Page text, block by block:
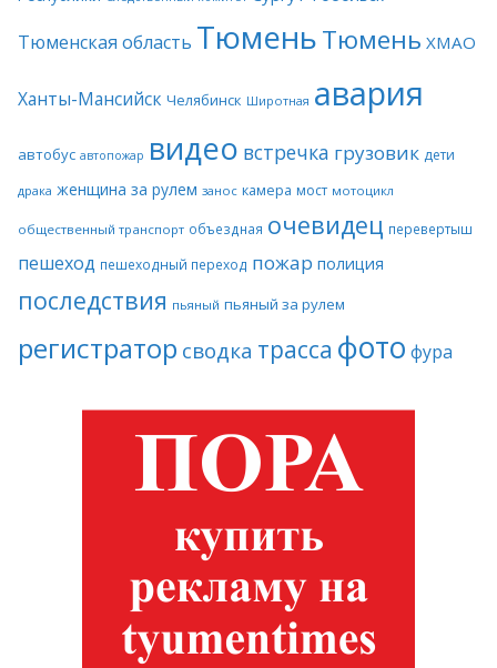
Тюменская область ТюменьТюмень ХМАО
Ханты-Мансийск Челябинск Широтная авария
автобус автопожар видео встречка грузовик дети
драка женщина за рулем занос камера мост мотоцикл
общественный транспорт объездная очевидец перевертыш
пешеход пешеходный переход пожар полиция
последствия пьяный пьяный за рулем
регистратор сводка трасса фото фура